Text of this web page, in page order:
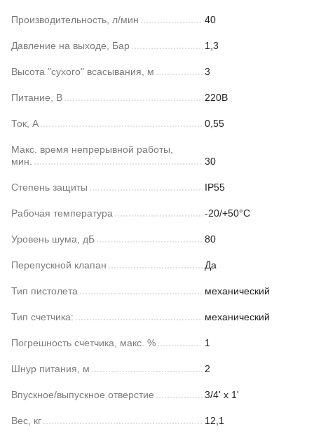
Производительность, л/мин 40
Давление на выходе, Бар 1,3
Высота "сухого" всасывания, м 3
Питание, В 220В
Ток, А 0,55
Макс. время непрерывной работы,
мин.
30
Степень защиты IP55
Рабочая температура -20/+50°С
Уровень шума, дБ 80
Перепускной клапан Да
Тип пистолета механический
Тип счетчика: механический
Погрешность счетчика, макс. % 1
Шнур питания, м 2
Впускное/выпускное отверстие 3/4' x 1'
Вес, кг 12,1